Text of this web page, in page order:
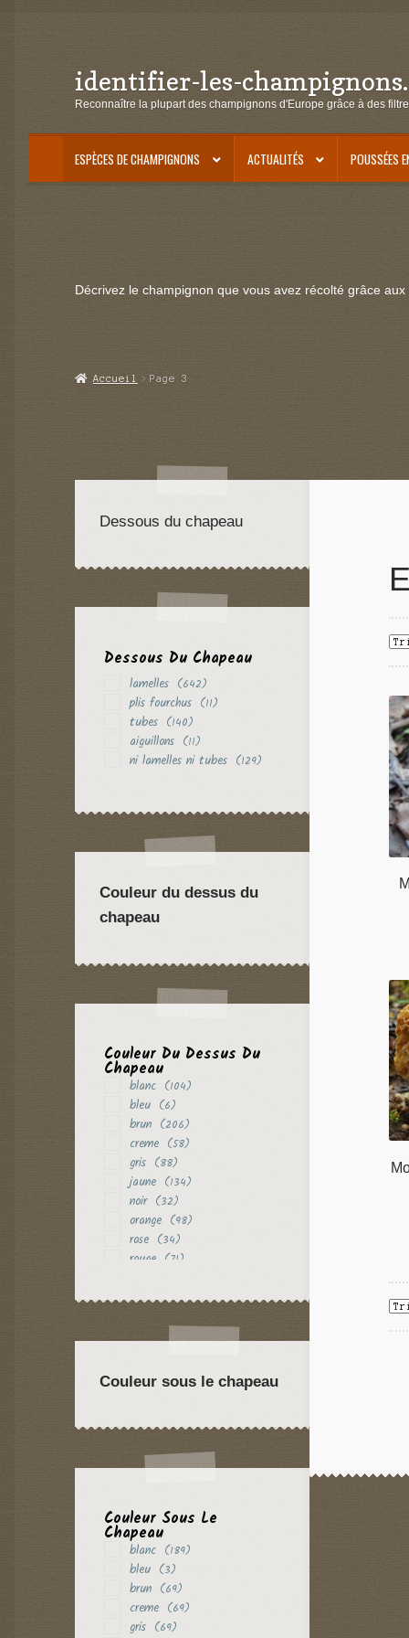
Aller
à
navigation
Aller
au
identifier-les-
Reconnaître la plupart des champignons d'Europe grâce à des
ESPÈCES DE CHAMPIGNONS ACTUALITÉS POUSSÉES
Décrivez le champignon que vous avez récolté grâce
Accueil Page 3
Dessous du chapeau
Dessous Du Chapeau
lamelles (642)
plis fourchus (11)
tubes (140)
aiguillons (11)
ni lamelles ni tubes (129)
Couleur du dessus du
chapeau
Couleur Du Dessus Du
Chapeau
blanc (104)
bleu (6)
brun (206)
creme (58)
gris (88)
jaune (134)
noir (32)
orange (98)
rose (34)
rouge (71)
violet (31)
Couleur sous le chapeau
Couleur Sous Le
Chapeau
blanc (189)
bleu (3)
brun (69)
creme (69)
gris (69)